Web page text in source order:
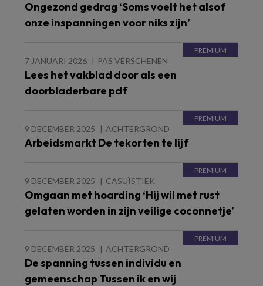
Ongezond gedrag ‘Soms voelt het alsof
onze inspanningen voor niks zijn’
7 JANUARI 2026 PAS VERSCHENEN
Lees het vakblad door als een
doorbladerbare pdf
9 DECEMBER 2025 ACHTERGROND
Arbeidsmarkt De tekorten te lijf
9 DECEMBER 2025 CASUÏSTIEK
Omgaan met hoarding ‘Hij wil met rust
gelaten worden in zijn veilige coconnetje’
9 DECEMBER 2025 ACHTERGROND
De spanning tussen individu en
gemeenschap Tussen ik en wij